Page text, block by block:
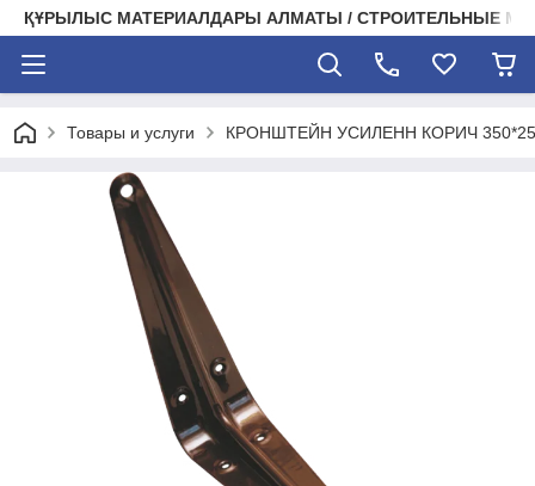
ҚҰРЫЛЫС МАТЕРИАЛДАРЫ АЛМАТЫ / СТРОИТЕЛЬНЫЕ
Товары и услуги КРОНШТЕЙН УСИЛЕНН КОРИЧ